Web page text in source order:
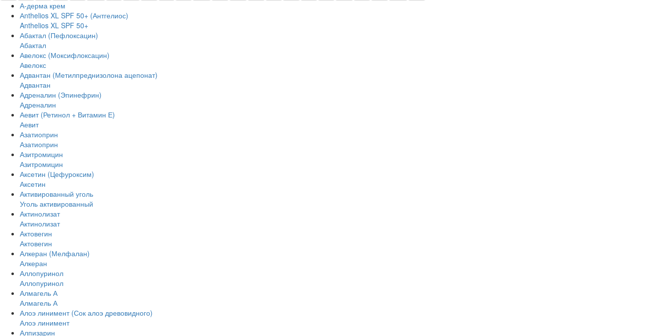
А-дерма крем
Аnthelios XL SPF 50+ (Антгелиос)
Anthelios XL SPF 50+
Абактал (Пефлоксацин)
Абактал
Авелокс (Моксифлоксацин)
Авелокс
Адвантан (Метилпреднизолона ацепонат)
Адвантан
Адреналин (Эпинефрин)
Адреналин
Аевит (Ретинол + Витамин Е)
Аевит
Азатиоприн
Азатиоприн
Азитромицин
Азитромицин
Аксетин (Цефуроксим)
Аксетин
Активированный уголь
Уголь активированный
Актинолизат
Актинолизат
Актовегин
Актовегин
Алкеран (Мелфалан)
Алкеран
Аллопуринол
Аллопуринол
Алмагель А
Алмагель А
Алоэ линимент (Сок алоэ древовидного)
Алоэ линимент
Алпизарин